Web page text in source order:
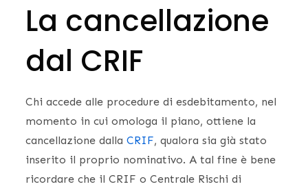
La cancellazione
dal CRIF
Chi accede alle procedure di esdebitamento, nel
momento in cui omologa il piano, ottiene la
cancellazione dallaCRIF, qualora sia già stato
inserito il proprio nominativo. A tal fine è bene
ricordare che il CRIF o Centrale Rischi di